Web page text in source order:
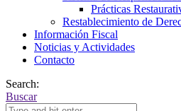
Prácticas
Restablecimiento de
Información Fiscal
Noticias y Actividades
Contacto
Search:
Buscar